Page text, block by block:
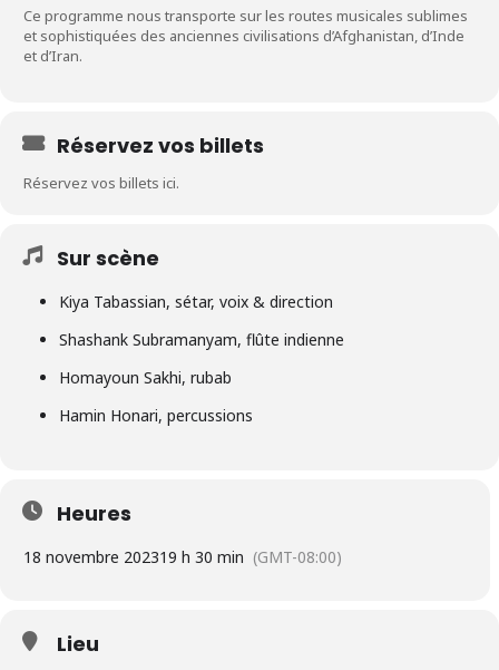
Ce programme nous transporte sur les routes musicales sublimes
et sophistiquées des anciennes civilisations d’Afghanistan, d’Inde
et d’Iran.
Réservez vos billets
Réservez vos billets ici.
Sur scène
Kiya Tabassian, sétar, voix & direction
Shashank Subramanyam, flûte indienne
Homayoun Sakhi, rubab
Hamin Honari, percussions
Heures
18 novembre 202319 h 30 min (GMT-08:00)
Lieu